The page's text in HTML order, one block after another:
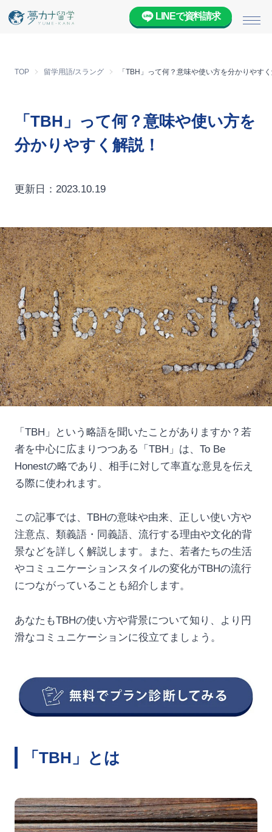
メ
LINEで資料請求
TOP 留学用語/スラング 「TBH」って何？意味や使い方を分かりやす
「TBH」って何？意味や使い方を
分かりやすく解説！
更新日：2023.10.19
「TBH」という略語を聞いたことがありますか？若
者を中心に広まりつつある「TBH」は、To Be
Honestの略であり、相手に対して率直な意見を伝え
る際に使われます。
この記事では、TBHの意味や由来、正しい使い方や
注意点、類義語・同義語、流行する理由や文化的背
景などを詳しく解説します。また、若者たちの生活
やコミュニケーションスタイルの変化がTBHの流行
につながっていることも紹介します。
あなたもTBHの使い方や背景について知り、より円
滑なコミュニケーションに役立てましょう。
「TBH」とは